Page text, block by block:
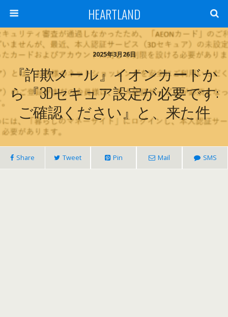
HEARTLAND
2025年3月26日
『詐欺メール』イオンカードか
ら『3Dセキュア設定が必要です:
ご確認ください』と、来た件
Share Tweet Pin Mail SMS